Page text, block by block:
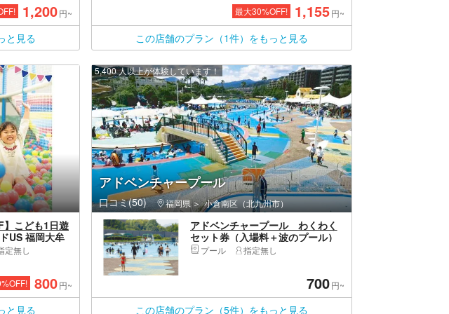
1,200円~
と見る
最大30%OFF! 1,155円~
この店舗のプラン（1件）をもっと見る
】こども1日遊
US 福岡大牟
定無し
%OFF! 800円~
と見る
アドベンチャープール
口コミ(50) 福岡県 小倉南区（北九州市）
5,400 人以上が体験しています！
アドベンチャープール わくわく
セット券（入場料＋波のプール）
プール 指定無し
700円~
この店舗のプラン（5件）をもっと見る